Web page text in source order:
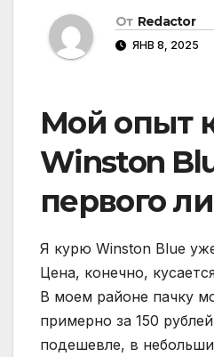
От Redactor
ЯНВ 8, 2025
Мой опыт
Winston
первого
Я курю Winston Blue
Цена, конечно,
В моем районе пачку
примерно за 150
подешевле, в